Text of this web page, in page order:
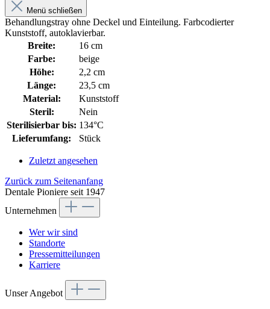
Menü schließen
Behandlungstray ohne Deckel und Einteilung. Farbcodierter
Kunststoff, autoklavierbar.
Breite:
16 cm
Farbe:
beige
Höhe:
2,2 cm
Länge:
23,5 cm
Material:
Kunststoff
Steril:
Nein
Sterilisierbar bis: 134°C
Lieferumfang:
Stück
Zuletzt angesehen
Zurück zum Seitenanfang
Dentale Pioniere seit 1947
Unternehmen
Wer wir sind
Standorte
Pressemitteilungen
Karriere
Unser Angebot